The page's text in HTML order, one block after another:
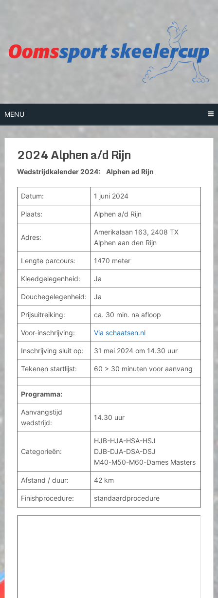
MENU
2024 Alphen a/d Rijn
Wedstrijdkalender 2024: Alphen ad Rijn
Datum: 1 juni 2024
Plaats: Alphen a/d Rijn
Adres:
Amerikalaan 163, 2408 TX
Alphen aan den Rijn
Lengte parcours: 1470 meter
Kleedgelegenheid: Ja
Douchegelegenheid: Ja
Prijsuitreiking: ca. 30 min. na afloop
Voor-inschrijving: Via schaatsen.nl
Inschrijving sluit op: 31 mei 2024 om 14.30 uur
Tekenen startlijst: 60 > 30 minuten voor aanvang
Programma:
Aanvangstijd
wedstrijd:
14.30 uur
Categorieën:
HJB-HJA-HSA-HSJ
DJB-DJA-DSA-DSJ
M40-M50-M60-Dames Masters
Afstand / duur: 42 km
Finishprocedure: standaardprocedure